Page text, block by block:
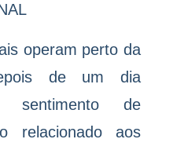
operam perto da
de um dia
sentimento de
relacionado aos